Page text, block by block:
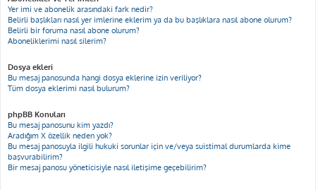
Yer imi ve abonelik arasındaki fark nedir?
Belirli başlıkları nasıl yer imlerine eklerim ya da bu başlıklara nasıl abone olurum?
Belirli bir foruma nasıl abone olurum?
Aboneliklerimi nasıl silerim?
Dosya ekleri
Bu mesaj panosunda hangi dosya eklerine izin veriliyor?
Tüm dosya eklerimi nasıl bulurum?
phpBB Konuları
Bu mesaj panosunu kim yazdı?
Aradığım X özellik neden yok?
Bu mesaj panosuyla ilgili hukuki sorunlar için ve/veya suistimal durumlarda kime
başvurabilirim?
Bir mesaj panosu yöneticisiyle nasıl iletişime geçebilirim?